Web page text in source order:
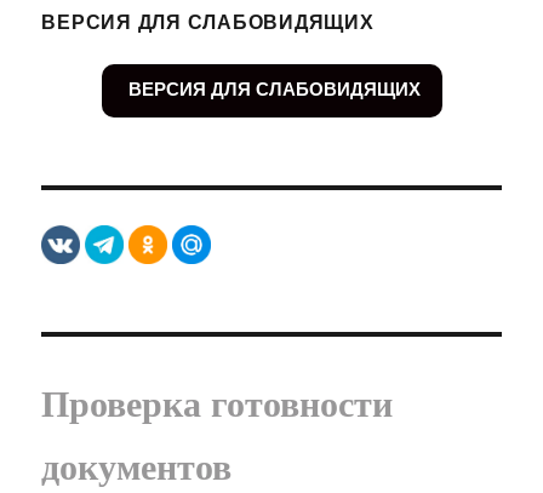
ВЕРСИЯ ДЛЯ СЛАБОВИДЯЩИХ
ВЕРСИЯ ДЛЯ СЛАБОВИДЯЩИХ
Проверка готовности
документов